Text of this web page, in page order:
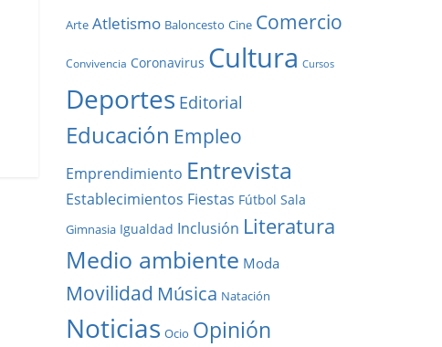
Arte Atletismo Baloncesto Cine Comercio
Convivencia Coronavirus Cultura Cursos
Deportes Editorial
Educación Empleo
Emprendimiento Entrevista
Establecimientos Fiestas Fútbol Sala
Gimnasia Igualdad Inclusión Literatura
Medio ambiente Moda
Movilidad Música Natación
Noticias Ocio Opinión